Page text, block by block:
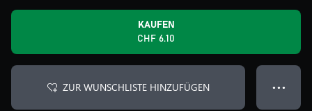
KAUFEN
CHF 6.10
ZUR WUNSCHLISTE HINZUFÜGEN ● ● ●